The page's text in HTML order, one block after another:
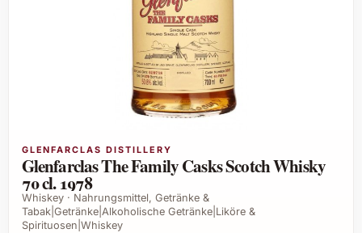
GLENFARCLAS DISTILLERY
Glenfarclas The Family Casks Scotch Whisky
70 cl. 1978
Whiskey · Nahrungsmittel, Getränke &
Tabak|Getränke|Alkoholische Getränke|Liköre &
Spirituosen|Whiskey